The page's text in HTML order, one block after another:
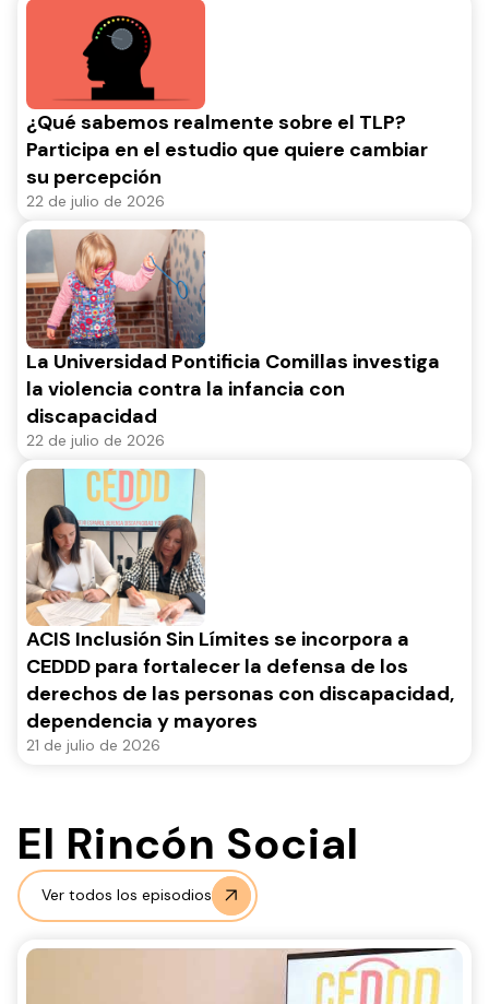
¿Qué sabemos realmente sobre el TLP?
Participa en el estudio que quiere cambiar
su percepción
22 de julio de 2026
La Universidad Pontificia Comillas investiga
la violencia contra la infancia con
discapacidad
22 de julio de 2026
ACIS Inclusión Sin Límites se incorpora a
CEDDD para fortalecer la defensa de los
derechos de las personas con discapacidad,
dependencia y mayores
21 de julio de 2026
El Rincón Social
Ver todos los episodios